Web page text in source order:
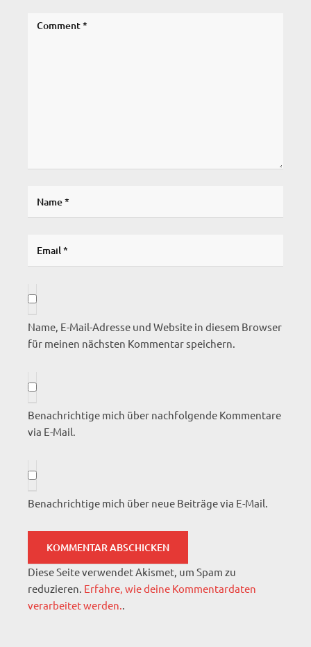
Name, E-Mail-Adresse und Website in diesem Browser
für meinen nächsten Kommentar speichern.
Benachrichtige mich über nachfolgende Kommentare
via E-Mail.
Benachrichtige mich über neue Beiträge via E-Mail.
Diese Seite verwendet Akismet, um Spam zu
reduzieren. Erfahre, wie deine Kommentardaten
verarbeitet werden..